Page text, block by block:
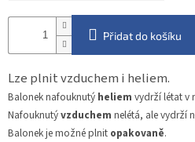
Přidat do košíku
Lze plnit vzduchem i heliem.
Balonek nafouknutý heliem vydrží létat v
Nafouknutývzduchem nelétá, ale vydrží
Balonek je možné plnit opakovaně.